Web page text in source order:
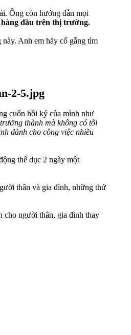
Ông còn hướng dẫn mọi
đầu trên thị trường.
Anh em hãy cố gắng tìm
cuốn hồi ký của mình như
thành mà không có tôi
dành cho công việc nhiều
thể dục 2 ngày một
thân và gia đình, những thứ
cho người thân, gia đình thay